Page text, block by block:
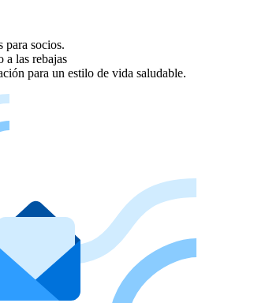
para socios.
a las rebajas
para un estilo de vida saludable.